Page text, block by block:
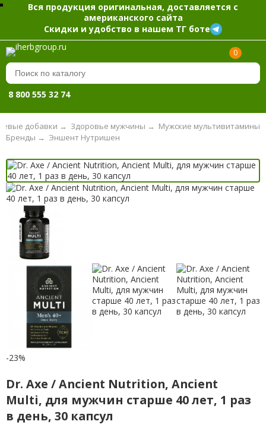
Вся продукция оригинальная, доставляется с
американского сайта
Скидки и удобство в нашем ТГ боте
0
8 800 555 32 74
добавки → Здоровье мужчины → Мужские мультивитамины
Эншент Нутришен
Бренды →
-23%
Dr. Axe / Ancient Nutrition, Ancient
Multi, для мужчин старше 40 лет, 1 раз
в день, 30 капсул